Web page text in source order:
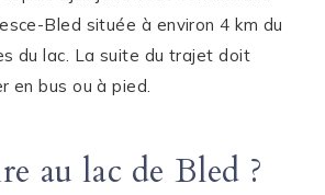
Bled située à environ 4 km du
du lac. La suite du trajet doit
en bus ou à pied.
au lac de Bled ?